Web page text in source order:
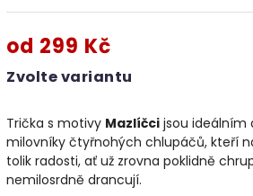
od 299 Kč
Zvolte variantu
Trička s motivy Mazlíčci jsou ideálním
milovníky čtyřnohých chlupáčů, kteří
tolik radosti, ať už zrovna poklidně
nemilosrdně drancují.